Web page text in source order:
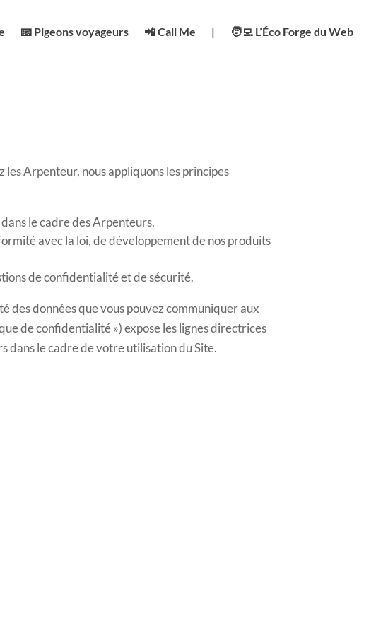
📧 Pigeons voyageurs 📲 Call Me | 🧑‍💻 L’Éco Forge du Web
Arpenteur, nous appliquons les principes
le cadre des Arpenteurs.
avec la loi, de développement de nos produits
de confidentialité et de sécurité.
des données que vous pouvez communiquer aux
de confidentialité ») expose les lignes directrices
dans le cadre de votre utilisation du Site.